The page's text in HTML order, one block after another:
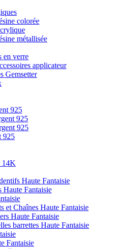
colorée
métallisée
en verre
applicateur
Gemsetter
925
925
925
925
14K
Haute Fantaisie
Haute Fantaisie
et Chaînes Haute Fantaisie
Haute Fantaisie
barrettes Haute Fantaisie
Fantaisie